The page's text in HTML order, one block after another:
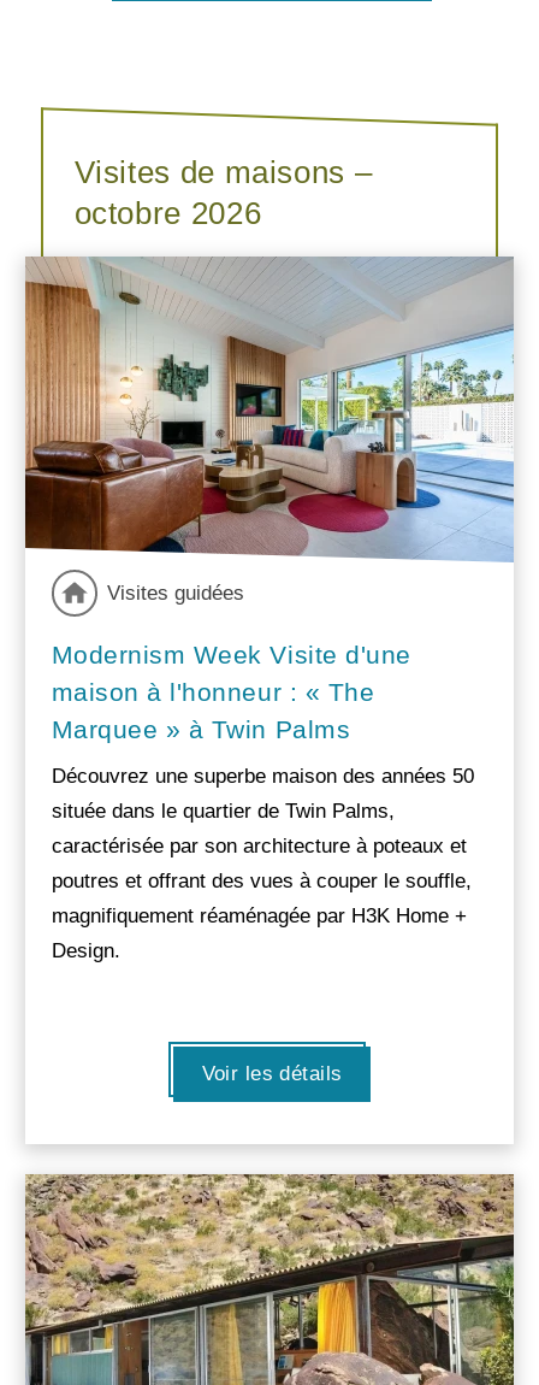
Visites de maisons –
octobre 2026
Visites guidées
Modernism Week Visite d'une
maison à l'honneur : « The
Marquee » à Twin Palms
Découvrez une superbe maison des années 50
située dans le quartier de Twin Palms,
caractérisée par son architecture à poteaux et
poutres et offrant des vues à couper le souffle,
magnifiquement réaménagée par H3K Home +
Design.
Voir les détails